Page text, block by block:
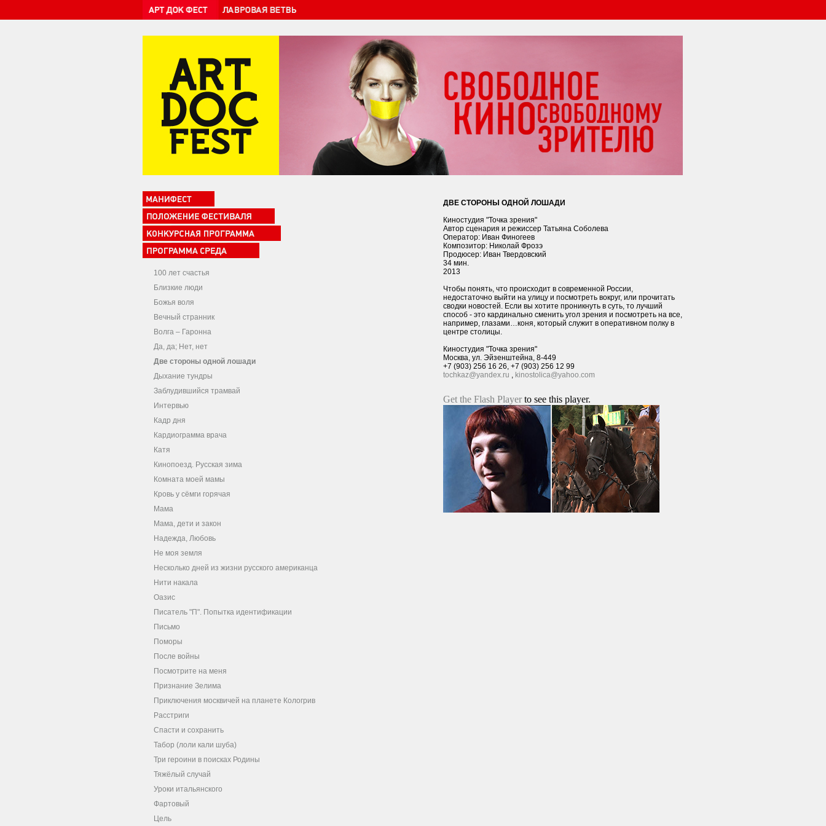
100 лет счастья
Близкие люди
Божья воля
Вечный странник
Волга – Гаронна
Да, да; Нет, нет
Две стороны одной лошади
Дыхание тундры
Заблудившийся трамвай
Интервью
Кадр дня
Кардиограмма врача
Катя
Кинопоезд. Русская зима
Комната моей мамы
Кровь у сёмги горячая
Мама
Мама, дети и закон
Надежда, Любовь
Не моя земля
Несколько дней из жизни русского американца
Нити накала
Оазис
Писатель "П". Попытка идентификации
Письмо
Поморы
После войны
Посмотрите на меня
Признание Зелима
Приключения москвичей на планете Кологрив
Расстриги
Спасти и сохранить
Табор (лоли кали шуба)
Три героини в поисках Родины
Тяжёлый случай
Уроки итальянского
Фартовый
Цель
ДВЕ СТОРОНЫ ОДНОЙ ЛОШАДИ
Киностудия "Точка зрения"
Автор сценария и режиссер Татьяна Соболева
Оператор: Иван Финогеев
Композитор: Николай Фрозэ
Продюсер: Иван Твердовский
34 мин.
2013
Чтобы понять, что происходит в современной России,
недостаточно выйти на улицу и посмотреть вокруг, или прочитать
сводки новостей. Если вы хотите проникнуть в суть, то лучший
способ - это кардинально сменить угол зрения и посмотреть на все,
например, глазами…коня, который служит в оперативном полку в
центре столицы.
Киностудия "Точка зрения"
Москва, ул. Эйзенштейна, 8-449
+7 (903) 256 16 26, +7 (903) 256 12 99
tochkaz@yandex.ru , kinostolica@yahoo.com
Get the Flash Player to see this player.